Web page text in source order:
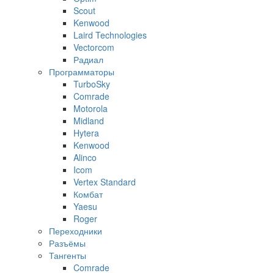
Scout
Kenwood
Laird Technologies
Vectorcom
Радиал
Программаторы
TurboSky
Comrade
Motorola
Midland
Hytera
Kenwood
Alinco
Icom
Vertex Standard
Комбат
Yaesu
Roger
Переходники
Разъёмы
Тангенты
Comrade